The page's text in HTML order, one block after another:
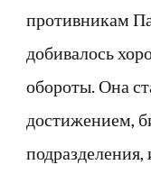
противникам
добивалось
обороты. Она
достижением,